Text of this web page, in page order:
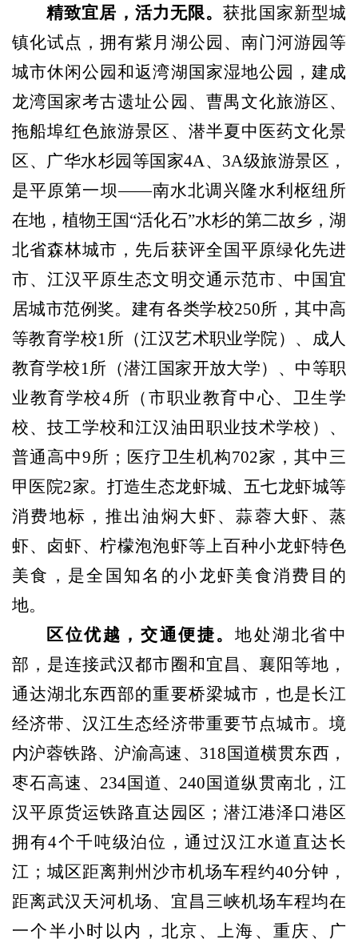
精致宜居，活力无限。获批国家新型城
镇化试点，拥有紫月湖公园、南门河游园等
城市休闲公园和返湾湖国家湿地公园 ，建成
龙湾国家考古遗址公园、曹禺文化旅游区、
拖船埠红色旅游景区、潜半夏中医药文化景
区、广华水杉园等国家4A、3A级旅游景区，
是平原第一坝——南水北调兴隆水利枢纽所
在地，植物王国“活化石”水杉的第二故乡，湖
北省森林城市，先后获评全国平原绿化先进
市、江汉平原生态文明交通示范市、中国宜
居城市范例奖。 建有各类学校250所，其中高
等教育学校1所（江汉艺术职业学院）、 成人
教育学校1所（潜江国家开放大学）、中等职
业教育学校4所（市职业教育中心、卫生学
校、技工学校和江汉油田职业技术学校）、
普通高中9所；医疗卫生机构702家，其中三
甲医院2家。 打造生态龙虾城、五七龙虾城等
消费地标，推出油焖大虾、蒜蓉大虾、蒸
虾、卤虾、柠檬泡泡虾等上百种小龙虾特色
美食，是全国知名的小龙虾美食消费目的
地。
区位优越，交通便捷。 地处湖北省中
部，是连接武汉都市圈和宜昌、襄阳等地，
通达湖北东西部的重要桥梁城市，也是长江
经济带、汉江生态经济带重要节点城市。境
内沪蓉铁路、沪渝高速、 318国道横贯东西，
枣石高速、 234国道、240国道纵贯南北，江
汉平原货运铁路直达园区；潜江港泽口港区
拥有4个千吨级泊位，通过汉江水道直达长
江；城区距离荆州沙市机场车程约40分钟，
距离武汉天河机场、宜昌三峡机场车程均在
一个半小时以内，北京、上海、重庆、广